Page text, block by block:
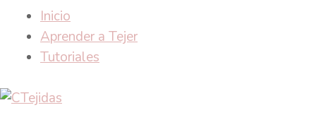
Inicio
Aprender a Tejer
Tutoriales